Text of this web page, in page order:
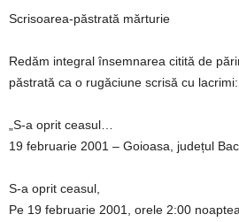
Scrisoarea-păstrată mărturie
Redăm integral însemnarea citită de
păstrată ca o rugăciune scrisă cu lacrimi:
„S-a oprit ceasul…
19 februarie 2001 – Goioasa, județul
S-a oprit ceasul,
Pe 19 februarie 2001, orele 2:00